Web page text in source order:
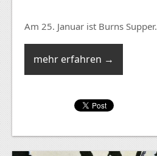
Am 25. Januar ist Burns Supper.
mehr erfahren →